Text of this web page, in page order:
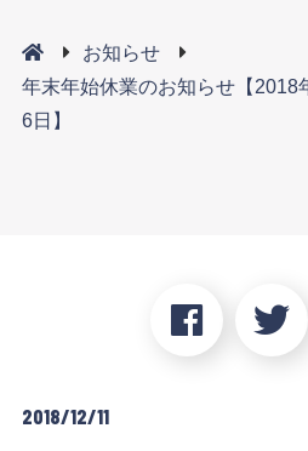
お知らせ
年末年始休業のお知らせ【2018
6日】
2018/12/11